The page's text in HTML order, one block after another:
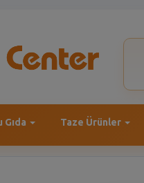
Gıda Taze Ürünler